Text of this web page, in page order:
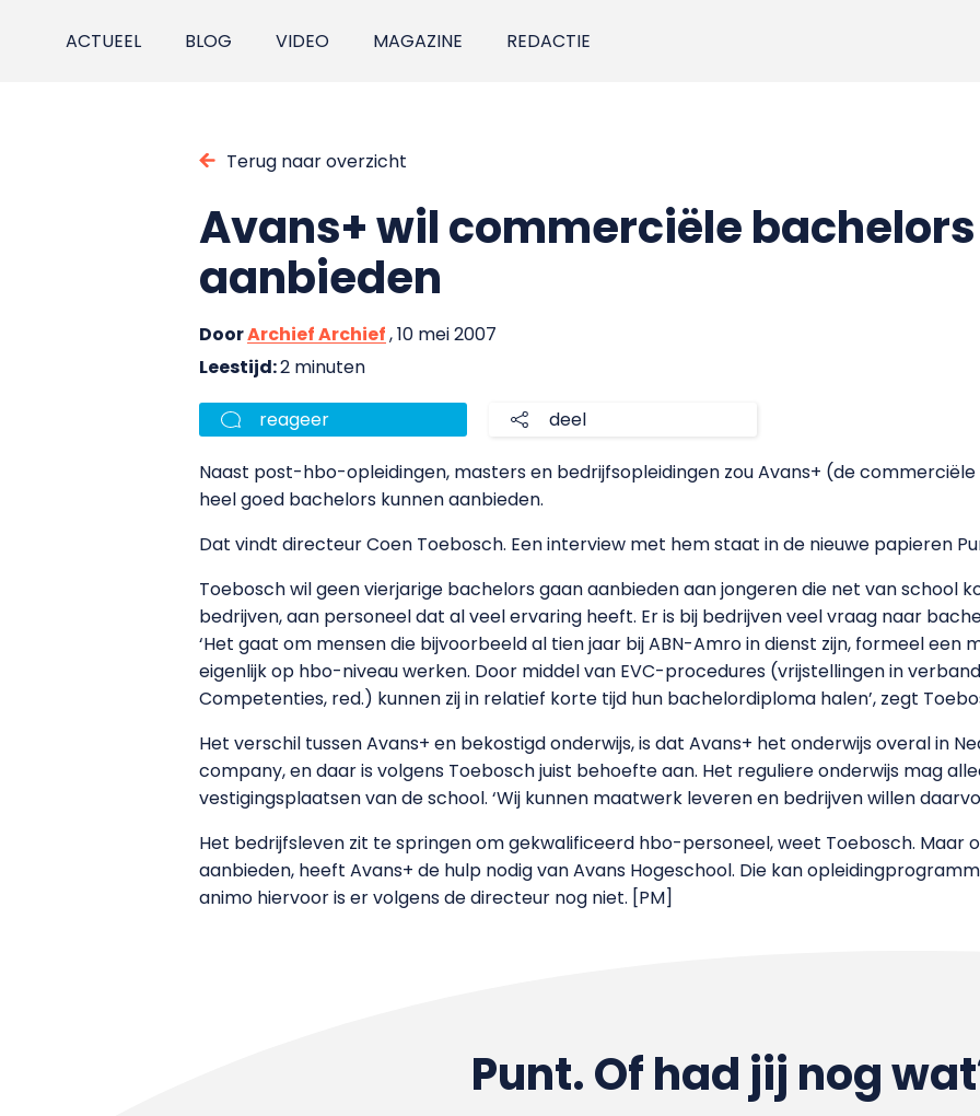
ACTUEEL BLOG VIDEO MAGAZINE REDACTIE
Terug naar overzicht
Avans+ wil commerciële bachelors
aanbieden
DoorArchief Archief, 10 mei 2007
Leestijd:2 minuten
reageer deel
Naast post-hbo-opleidingen, masters en bedrijfsopleidingen zou Avans+ (de
heel goed bachelors kunnen aanbieden.
Dat vindt directeur Coen Toebosch. Een interview met hem staat in de nieuwe papieren
Toebosch wil geen vierjarige bachelors gaan aanbieden aan jongeren die net van school
bedrijven, aan personeel dat al veel ervaring heeft. Er is bij bedrijven veel vraag naar
‘Het gaat om mensen die bijvoorbeeld al tien jaar bij ABN-Amro in dienst zijn, formeel
eigenlijk op hbo-niveau werken. Door middel van EVC-procedures (vrijstellingen in
Competenties, red.) kunnen zij in relatief korte tijd hun bachelordiploma halen’, zegt
Het verschil tussen Avans+ en bekostigd onderwijs, is dat Avans+ het onderwijs overal in
company, en daar is volgens Toebosch juist behoefte aan. Het reguliere onderwijs mag
vestigingsplaatsen van de school. ‘Wij kunnen maatwerk leveren en bedrijven willen
Het bedrijfsleven zit te springen om gekwalificeerd hbo-personeel, weet Toebosch. Maar
aanbieden, heeft Avans+ de hulp nodig van Avans Hogeschool. Die kan
animo hiervoor is er volgens de directeur nog niet. [PM]
Punt. Of had jij nog